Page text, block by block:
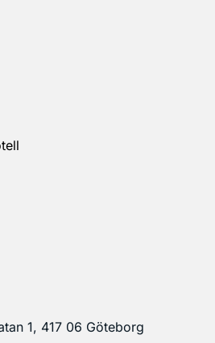
1, 417 06 Göteborg